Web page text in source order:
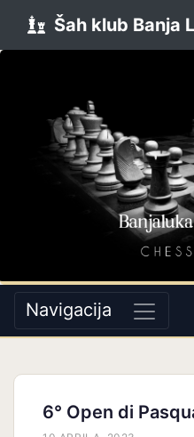
Šah klub Banja
Navigacija
6° Open di